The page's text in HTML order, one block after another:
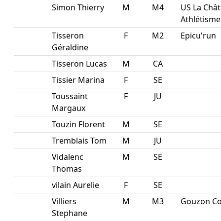
Simon Thierry M M4
US La
Athlétisme
Tisseron
Géraldine
F M2 Epicu'run
Tisseron Lucas M
CA
Tissier Marina
F
SE
Toussaint
Margaux
F JU
Touzin Florent M
SE
Tremblais Tom
M
JU
Vidalenc
Thomas
M SE
vilain Aurelie F
SE
Villiers
Stephane
M M3 Gouzon